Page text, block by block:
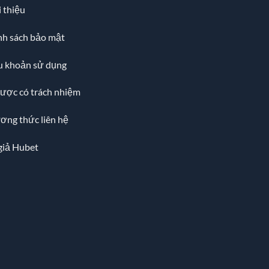
thiệu
sách bảo mật
khoản sử dụng
có trách nhiệm
thức liên hệ
Hubet